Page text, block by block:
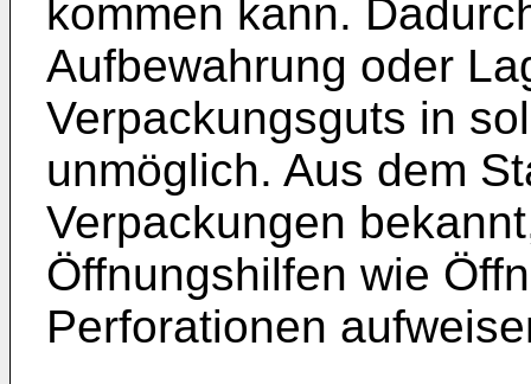
kommen kann.
Aufbewahrung oder
Verpackungsguts in
unmöglich. Aus dem
Verpackungen
Öffnungshilfen wie
Perforationen